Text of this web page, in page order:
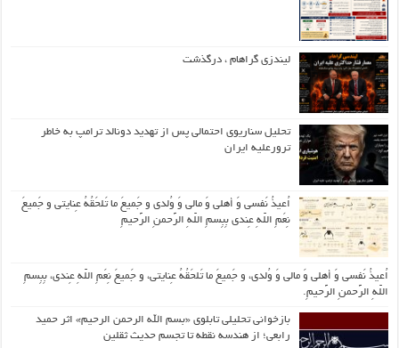
لیندزی گراهام ، درگذشت
تحلیل سناریوی احتمالی پس از تهدید دونالد ترامپ به خاطر
ترورعلیه ایران
اُعیذُ نَفسی وَ أهلی وَ مالی وَ وُلدی و جَمیعَ ما تَلحَقُهُ عِنایتی و جَمیعَ
نِعَمِ اللّهِ عِندی بِبِسمِ اللّهِ الرَّحمنِ الرَّحیمِ
اُعیذُ نَفسی وَ أهلی وَ مالی وَ وُلدی، و جَمیعَ ما تَلحَقُهُ عِنایتی، و جَمیعَ نِعَمِ اللّهِ عِندی، بِبِسمِ
اللّهِ الرَّحمنِ الرَّحیمِ.
بازخوانی تحلیلی تابلوی «بسم الله الرحمن الرحیم» اثر حمید
رابعی؛ از هندسه نقطه تا تجسم حدیث ثقلین